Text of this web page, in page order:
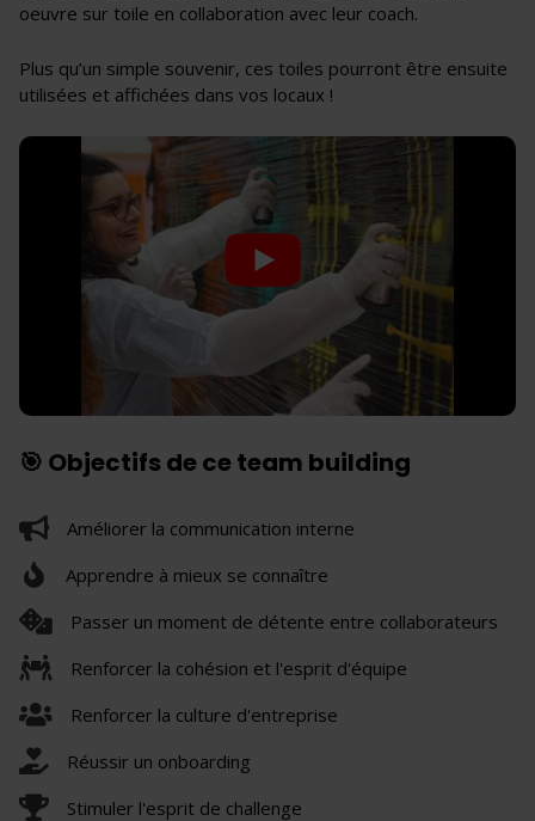
oeuvre sur toile en collaboration avec leur coach.
Plus qu’un simple souvenir, ces toiles pourront être ensuite
utilisées et affichées dans vos locaux !
🎯 Objectifs de ce team building
Améliorer la communication interne
Apprendre à mieux se connaître
Passer un moment de détente entre collaborateurs
Renforcer la cohésion et l'esprit d'équipe
Renforcer la culture d'entreprise
Réussir un onboarding
Stimuler l'esprit de challenge